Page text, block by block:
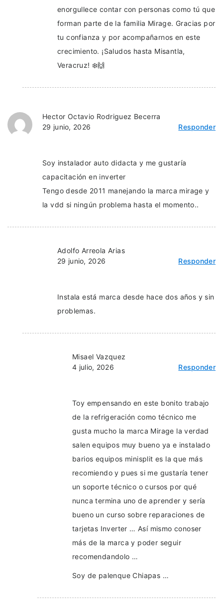
enorgullece contar con personas como tú que
forman parte de la familia Mirage. Gracias por
tu confianza y por acompañarnos en este
crecimiento. ¡Saludos hasta Misantla,
Veracruz! ❄️🙌
Hector Octavio Rodriguez Becerra
29 junio, 2026
Responder
Soy instalador auto didacta y me gustaría
capacitación en inverter
Tengo desde 2011 manejando la marca mirage y
la vdd si ningún problema hasta el momento..
Adolfo Arreola Arias
29 junio, 2026
Responder
Instala está marca desde hace dos años y sin
problemas.
Misael Vazquez
4 julio, 2026
Responder
Toy empensando en este bonito trabajo
de la refrigeración como técnico me
gusta mucho la marca Mirage la verdad
salen equipos muy bueno ya e instalado
barios equipos minisplit es la que más
recomiendo y pues si me gustaría tener
un soporte técnico o cursos por qué
nunca termina uno de aprender y sería
bueno un curso sobre reparaciones de
tarjetas Inverter … Así mismo conoser
más de la marca y poder seguir
recomendandolo …
Soy de palenque Chiapas …